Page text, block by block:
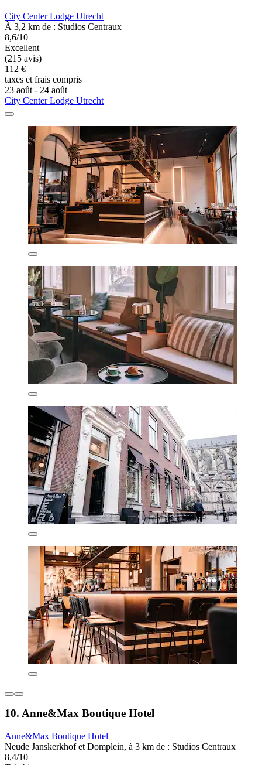
City Center Lodge Utrecht
À 3,2 km de : Studios Centraux
8,6/10
Excellent
(215 avis)
112 €
taxes et frais compris
23 août - 24 août
City Center Lodge Utrecht
10. Anne&Max Boutique Hotel
Anne&Max Boutique Hotel
Neude Janskerkhof et Domplein, à 3 km de : Studios Centraux
8,4/10